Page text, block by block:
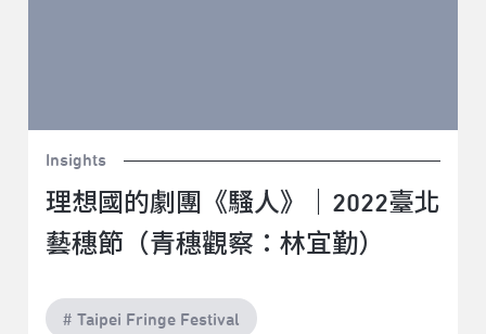
Insights
理想國的劇團《騷人》｜2022臺北
藝穗節（青穗觀察：林宜勤）
# Taipei Fringe Festival